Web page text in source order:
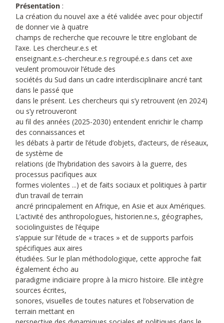
Présentation :
La création du nouvel axe a été validée avec pour objectif
de donner vie à quatre
champs de recherche que recouvre le titre englobant de
l’axe. Les chercheur.e.s et
enseignant.e.s-chercheur.e.s regroupé.e.s dans cet axe
veulent promouvoir l’étude des
sociétés du Sud dans un cadre interdisciplinaire ancré tant
dans le passé que
dans le présent. Les chercheurs qui s’y retrouvent (en 2024)
ou s’y retrouveront
au fil des années (2025-2030) entendent enrichir le champ
des connaissances et
les débats à partir de l’étude d’objets, d’acteurs, de réseaux,
de système de
relations (de l’hybridation des savoirs à la guerre, des
processus pacifiques aux
formes violentes ...) et de faits sociaux et politiques à partir
d’un travail de terrain
ancré principalement en Afrique, en Asie et aux Amériques.
L’activité des anthropologues, historien.ne.s, géographes,
sociolinguistes de l’équipe
s’appuie sur l’étude de « traces » et de supports parfois
spécifiques aux aires
étudiées. Sur le plan méthodologique, cette approche fait
également écho au
paradigme indiciaire propre à la micro histoire. Elle intègre
sources écrites,
sonores, visuelles de toutes natures et l’observation de
terrain mettant en